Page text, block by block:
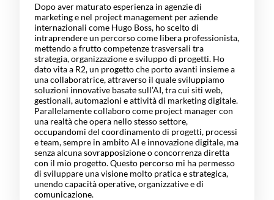
Dopo aver maturato esperienza in agenzie di
marketing e nel project management per aziende
internazionali come Hugo Boss, ho scelto di
intraprendere un percorso come libera professionista,
mettendo a frutto competenze trasversali tra
strategia, organizzazione e sviluppo di progetti. Ho
dato vita a R2, un progetto che porto avanti insieme a
una collaboratrice, attraverso il quale sviluppiamo
soluzioni innovative basate sull’AI, tra cui siti web,
gestionali, automazioni e attività di marketing digitale.
Parallelamente collaboro come project manager con
una realtà che opera nello stesso settore,
occupandomi del coordinamento di progetti, processi
e team, sempre in ambito AI e innovazione digitale, ma
senza alcuna sovrapposizione o concorrenza diretta
con il mio progetto. Questo percorso mi ha permesso
di sviluppare una visione molto pratica e strategica,
unendo capacità operative, organizzative e di
comunicazione.